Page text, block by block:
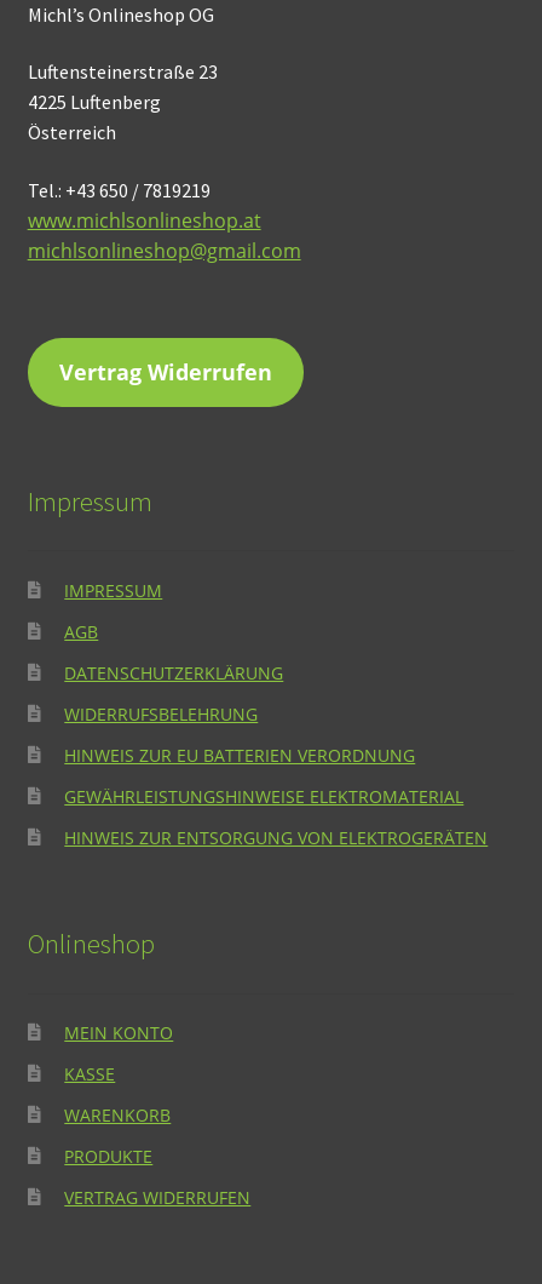
Michl’s Onlineshop OG
Luftensteinerstraße 23
4225 Luftenberg
Österreich
Tel.: +43 650 / 7819219
www.michlsonlineshop.at
michlsonlineshop@gmail.com
Vertrag Widerrufen
Impressum
IMPRESSUM
AGB
DATENSCHUTZERKLÄRUNG
WIDERRUFSBELEHRUNG
HINWEIS ZUR EU BATTERIEN VERORDNUNG
GEWÄHRLEISTUNGSHINWEISE ELEKTROMATERIAL
HINWEIS ZUR ENTSORGUNG VON ELEKTROGERÄTEN
Onlineshop
MEIN KONTO
KASSE
WARENKORB
PRODUKTE
VERTRAG WIDERRUFEN